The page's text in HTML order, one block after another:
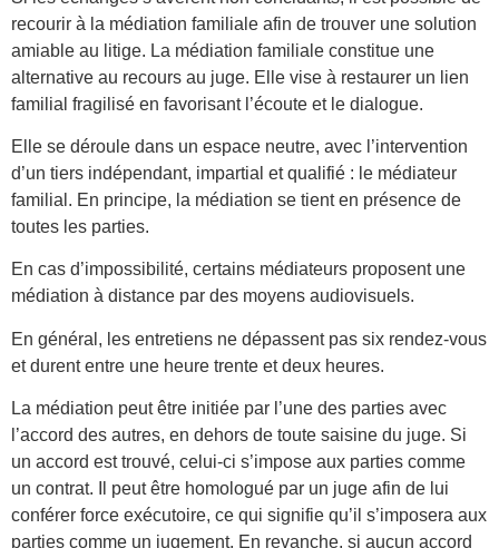
recourir à la médiation familiale afin de trouver une solution
amiable au litige. La médiation familiale constitue une
alternative au recours au juge. Elle vise à restaurer un lien
familial fragilisé en favorisant l’écoute et le dialogue.
Elle se déroule dans un espace neutre, avec l’intervention
d’un tiers indépendant, impartial et qualifié : le médiateur
familial. En principe, la médiation se tient en présence de
toutes les parties.
En cas d’impossibilité, certains médiateurs proposent une
médiation à distance par des moyens audiovisuels.
En général, les entretiens ne dépassent pas six rendez-vous
et durent entre une heure trente et deux heures.
La médiation peut être initiée par l’une des parties avec
l’accord des autres, en dehors de toute saisine du juge. Si
un accord est trouvé, celui-ci s’impose aux parties comme
un contrat. Il peut être homologué par un juge afin de lui
conférer force exécutoire, ce qui signifie qu’il s’imposera aux
parties comme un jugement. En revanche, si aucun accord